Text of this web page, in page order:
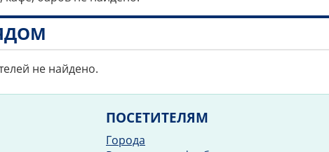
не найдено.
ПОСЕТИТЕЛЯМ
Города